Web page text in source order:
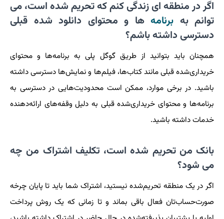
اگر در منطقه ای زندگی کنم که تحریم شده است، می
توانم به برنامه ها و محتوای دانلود شده قبلی
دسترسی داشته باشم؟
همچنان باید بتوانید از طریق گوگل پلی به برنامه‌ها و محتوای
خریداری‌شده قبلی مانند کتاب‌ها، فیلم‌ها و نمایش‌ها دسترسی داشته
باشید. در برخی موارد، ممکن است محدودیت‌هایی در دسترسی به
برنامه‌ها و محتوای خریداری‌شده قبلی به دلیل وقفه‌های ارائه‌دهنده
خدمات داشته باشید.
بانک من تحریم شده است، تکلیف اشتراک من چه
می شود؟
اگر در یک منطقه تحریم‌شده نیستید، اشتراک شما باید تا پایان چرخه
صورت‌حساب‌تان فعال باقی بماند و تا زمانی که یک روش پرداخت